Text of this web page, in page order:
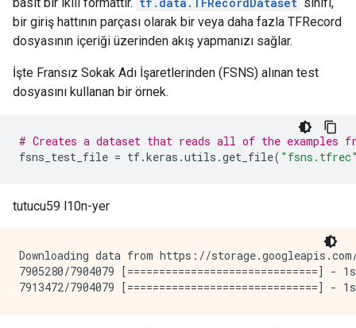
bir giriş hattının parçası olarak bir veya daha fazla TFRecord
dosyasının içeriği üzerinden akış yapmanızı sağlar.
İşte Fransız Sokak Adı İşaretlerinden (FSNS) alınan test
dosyasını kullanan bir örnek.
# Creates a dataset that reads all of the examples
fsns_test_file = tf.keras .utils .get_file(
tutucu59 l10n-yer
Downloading data from https://
7905280/7904079 [==============================] -